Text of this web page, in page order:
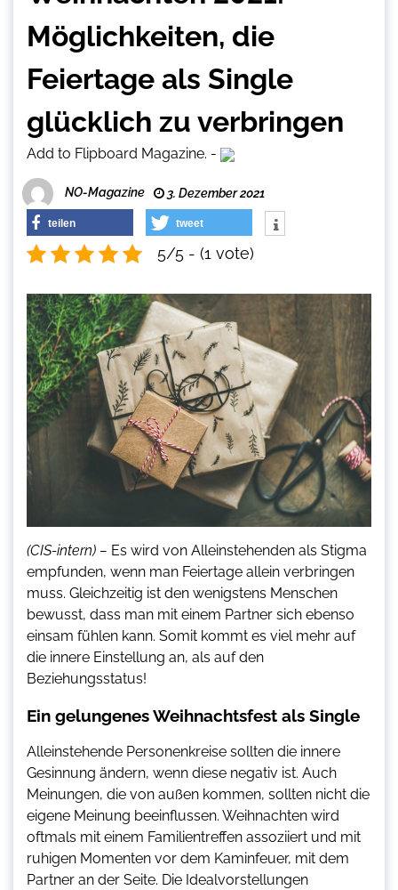
Möglichkeiten, die
Feiertage als Single
glücklich zu verbringen
Add to Flipboard Magazine. -
NO-Magazine 3. Dezember 2021
teilen tweet
5/5 - (1 vote)
(CIS-intern) – Es wird von Alleinstehenden als Stigma
empfunden, wenn man Feiertage allein verbringen
muss. Gleichzeitig ist den wenigstens Menschen
bewusst, dass man mit einem Partner sich ebenso
einsam fühlen kann. Somit kommt es viel mehr auf
die innere Einstellung an, als auf den
Beziehungsstatus!
Ein gelungenes Weihnachtsfest als Single
Alleinstehende Personenkreise sollten die innere
Gesinnung ändern, wenn diese negativ ist. Auch
Meinungen, die von außen kommen, sollten nicht die
eigene Meinung beeinflussen. Weihnachten wird
oftmals mit einem Familientreffen assoziiert und mit
ruhigen Momenten vor dem Kaminfeuer, mit dem
Partner an der Seite. Die Idealvorstellungen